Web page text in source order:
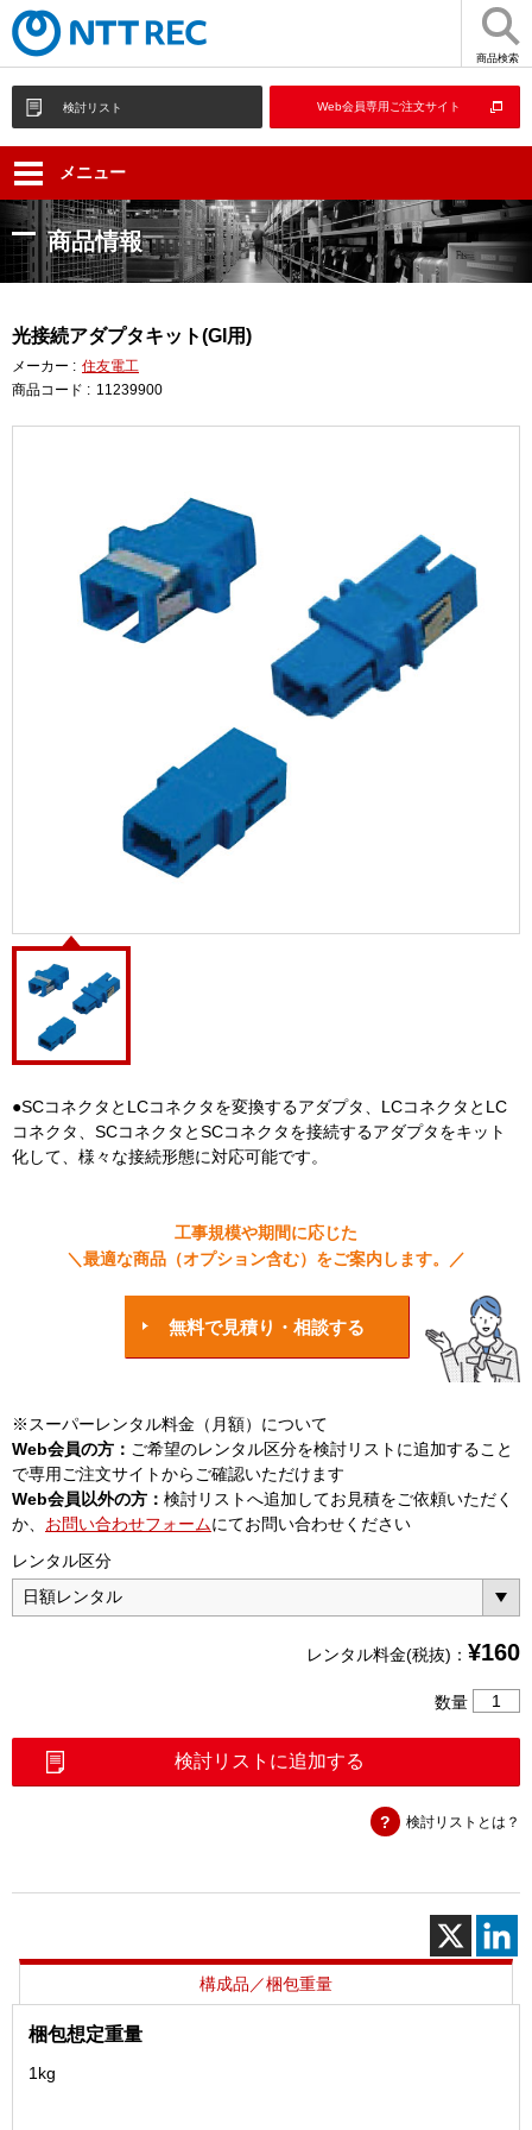
商品検索
検討リスト Web会員専用ご注文サイト
メニュー
商品情報
光接続アダプタキット(GI用)
メーカー : 住友電工
商品コード : 11239900
●SCコネクタとLCコネクタを変換するアダプタ、LCコネクタとLC
コネクタ、SCコネクタとSCコネクタを接続するアダプタをキット
化して、様々な接続形態に対応可能です。
工事規模や期間に応じた
＼最適な商品（オプション含む）をご案内します。／
無料で見積り・相談する
※スーパーレンタル料金（月額）について
Web会員の方： ご希望のレンタル区分を検討リストに追加すること
で専用ご注文サイトからご確認いただけます
Web会員以外の方： 検討リストへ追加してお見積をご依頼いただく
か、 お問い合わせフォームにてお問い合わせください
レンタル区分
レンタル料金(税抜)： ¥160
数量
プ
ッ
ト
(GI
個
検討リストに追加する
検討リストとは？
構成品／梱包重量
梱包想定重量
1kg